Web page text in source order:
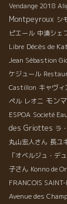
Vendange 2018
Montpeyroux シ
ピエール 中湊シェ
Libre Décès de
Jean Sébastion
ケジュール
Castillon キャヴィ
ペル レオニ モン
ESPOA Societé
des Griottes ラ
丸山宏人さん 長ユ
「オベルジュ・デ
子さん Konno de
FRANCOIS SAINT-
Avenue des